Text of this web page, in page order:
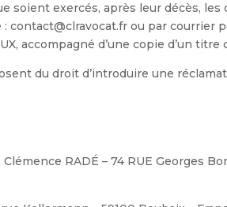
soient exercés, après leur décès,
contact@clravocat.fr ou par courrier
accompagné d’une copie d’un titre
du droit d’introduire une
RADÉ – 74 RUE Georges